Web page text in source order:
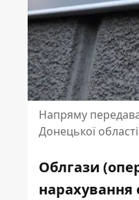
Напряму
Донецької області
Облгази
нарахування